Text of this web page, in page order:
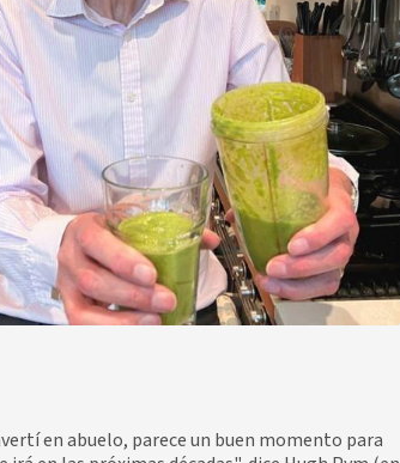
en abuelo, parece un buen momento para